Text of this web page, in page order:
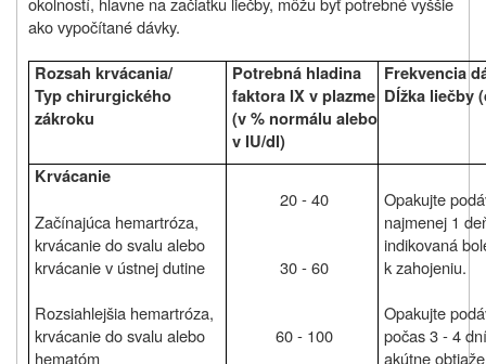
ako vypočítané dávky.
Rozsah krvácania/
Typ chirurgického
zákroku
Potrebná hladina
faktora IX v plazme
(v % normálu alebo
v IU/dl)
Frekvencia
Dĺžka liečby
Krvácanie
Začínajúca hemartróza,
krvácanie do svalu alebo
krvácanie v ústnej dutine
Rozsiahlejšia hemartróza,
krvácanie do svalu alebo
hematóm
20 ‑ 40
30 ‑ 60
60 ‑ 100
Opakujte
najmenej 1
indikovaná
k zahojeniu.
Opakujte
počas 3 ‑ 4
akútne